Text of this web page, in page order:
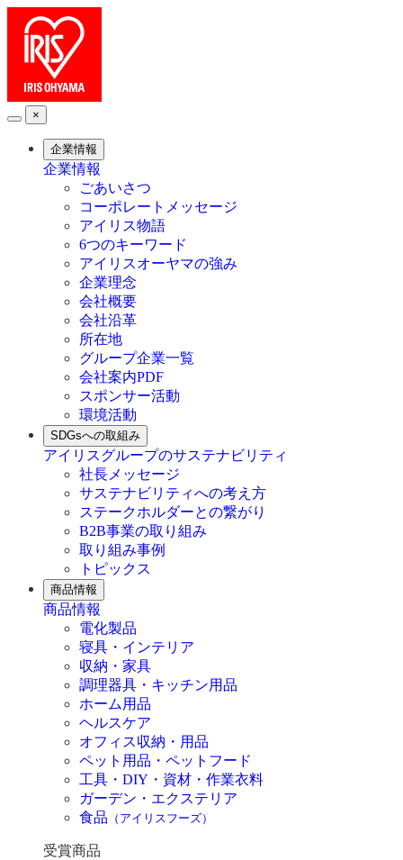
×
企業情報
企業情報
ごあいさつ
コーポレートメッセージ
アイリス物語
6つのキーワード
アイリスオーヤマの強み
企業理念
会社概要
会社沿革
所在地
グループ企業一覧
会社案内PDF
スポンサー活動
環境活動
SDGsへの取組み
アイリスグループのサステナビリティ
社長メッセージ
サステナビリティへの考え方
ステークホルダーとの繋がり
B2B事業の取り組み
取り組み事例
トピックス
商品情報
商品情報
電化製品
寝具・インテリア
収納・家具
調理器具・キッチン用品
ホーム用品
ヘルスケア
オフィス収納・用品
ペット用品・ペットフード
工具・DIY・資材・作業衣料
ガーデン・エクステリア
食品 （アイリスフーズ）
受賞商品